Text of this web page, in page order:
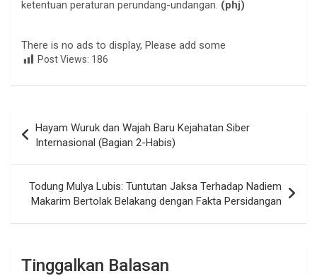
ketentuan peraturan perundang-undangan. (phj)
There is no ads to display, Please add some
Post Views: 186
pos
Hayam Wuruk dan Wajah Baru Kejahatan Siber
Internasional (Bagian 2-Habis)
Todung Mulya Lubis: Tuntutan Jaksa Terhadap Nadiem
Makarim Bertolak Belakang dengan Fakta Persidangan
Tinggalkan Balasan